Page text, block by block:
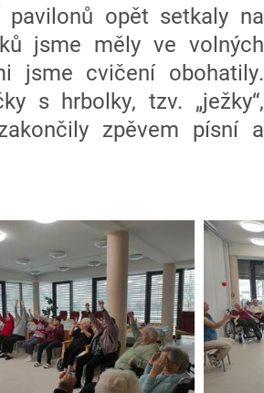
opět setkaly na
jsme měly ve volných
jsme cvičení obohatily.
s hrbolky, tzv. „ježky“,
zpěvem písní a